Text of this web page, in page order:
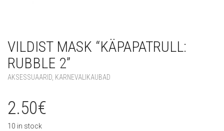
VILDIST MASK “KÄPAPATRULL:
RUBBLE 2”
AKSESSUAARID KARNEVALIKAUBAD
2.50€
10 in stock